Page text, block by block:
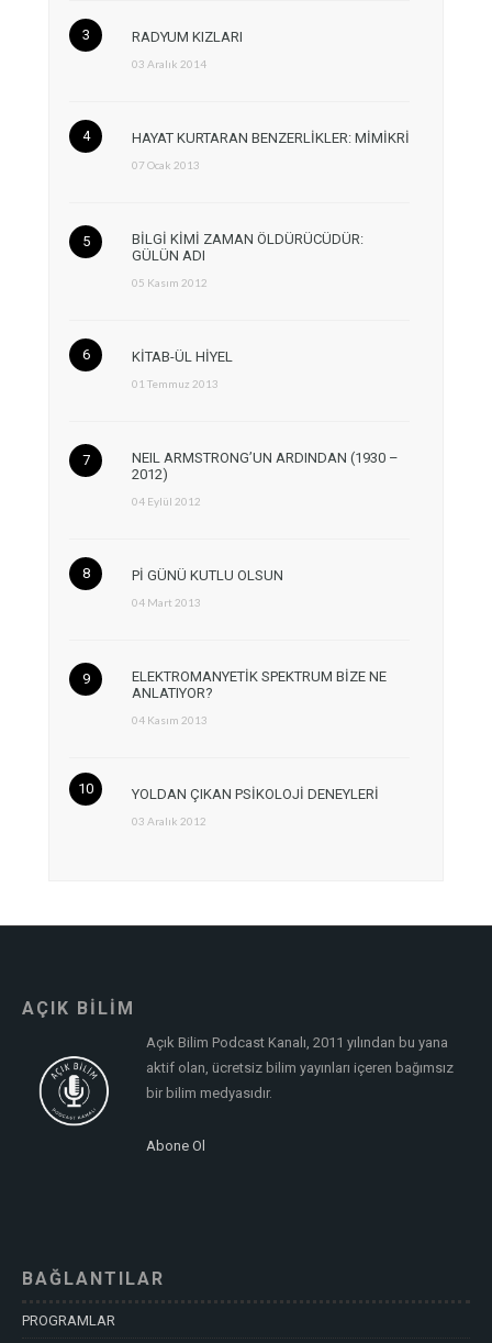
RADYUM KIZLARI
03 Aralık 2014
HAYAT KURTARAN BENZERLİKLER: MİMİKRİ
07 Ocak 2013
BİLGİ KİMİ ZAMAN ÖLDÜRÜCÜDÜR:
GÜLÜN ADI
05 Kasım 2012
KİTAB-ÜL HİYEL
01 Temmuz 2013
NEIL ARMSTRONG’UN ARDINDAN (1930 –
2012)
04 Eylül 2012
Pİ GÜNÜ KUTLU OLSUN
04 Mart 2013
ELEKTROMANYETİK SPEKTRUM BİZE NE
ANLATIYOR?
04 Kasım 2013
YOLDAN ÇIKAN PSİKOLOJİ DENEYLERİ
03 Aralık 2012
AÇIK BİLİM
Açık Bilim Podcast Kanalı, 2011 yılından bu yana
aktif olan, ücretsiz bilim yayınları içeren bağımsız
bir bilim medyasıdır.
Abone Ol
BAĞLANTILAR
PROGRAMLAR